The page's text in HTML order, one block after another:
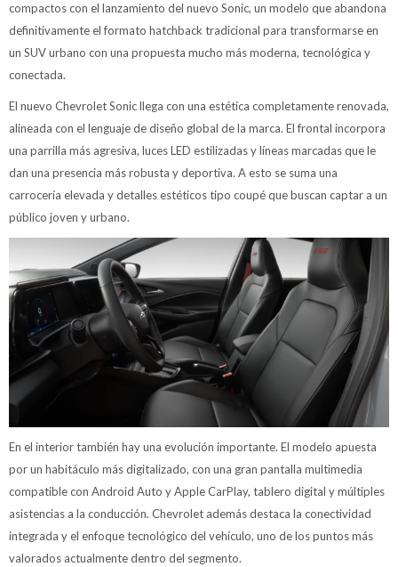
compactos con el lanzamiento del nuevo Sonic, un modelo que abandona
definitivamente el formato hatchback tradicional para transformarse en
un SUV urbano con una propuesta mucho más moderna, tecnológica y
conectada.
El nuevo Chevrolet Sonic llega con una estética completamente renovada,
alineada con el lenguaje de diseño global de la marca. El frontal incorpora
una parrilla más agresiva, luces LED estilizadas y líneas marcadas que le
dan una presencia más robusta y deportiva. A esto se suma una
carrocería elevada y detalles estéticos tipo coupé que buscan captar a un
público joven y urbano.
En el interior también hay una evolución importante. El modelo apuesta
por un habitáculo más digitalizado, con una gran pantalla multimedia
compatible con Android Auto y Apple CarPlay, tablero digital y múltiples
asistencias a la conducción. Chevrolet además destaca la conectividad
integrada y el enfoque tecnológico del vehículo, uno de los puntos más
valorados actualmente dentro del segmento.